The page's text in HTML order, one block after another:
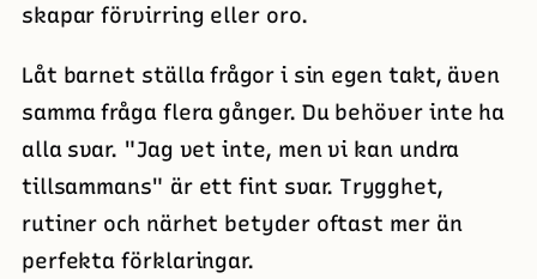
skapar förvirring eller oro.
Låt barnet ställa frågor i sin egen takt, även
samma fråga flera gånger. Du behöver inte ha
alla svar. "Jag vet inte, men vi kan undra
tillsammans" är ett fint svar. Trygghet,
rutiner och närhet betyder oftast mer än
perfekta förklaringar.